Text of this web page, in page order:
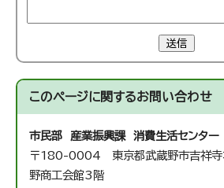
送信
このページに関するお問い合わせ
市民部 産業振興課 消費生活センター
〒180-0004 東京都武蔵野市吉祥
野商工会館3階